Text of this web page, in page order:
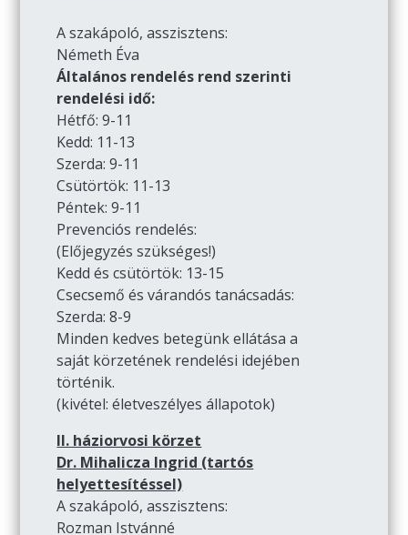
A szakápoló, asszisztens:
Németh Éva
Általános rendelés rend szerinti
rendelési idő:
Hétfő: 9-11
Kedd: 11-13
Szerda: 9-11
Csütörtök: 11-13
Péntek: 9-11
Prevenciós rendelés:
(Előjegyzés szükséges!)
Kedd és csütörtök: 13-15
Csecsemő és várandós tanácsadás:
Szerda: 8-9
Minden kedves betegünk ellátása a
saját körzetének rendelési idejében
történik.
(kivétel: életveszélyes állapotok)
II. háziorvosi körzet
Dr. Mihalicza Ingrid (tartós
helyettesítéssel)
A szakápoló, asszisztens:
Rozman Istvánné